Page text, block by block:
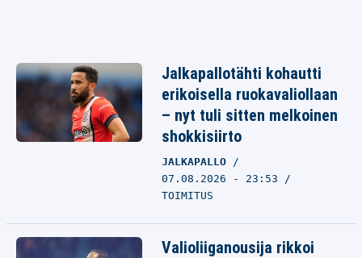
Jalkapallotähti kohautti
erikoisella ruokavaliollaan
– nyt tuli sitten melkoinen
shokkisiirto
JALKAPALLO
07.08.2026 - 23:53
TOIMITUS
Valioliiganousija rikkoi